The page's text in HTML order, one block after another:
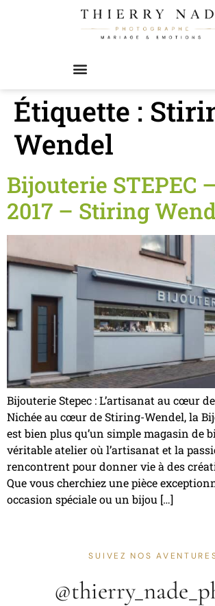
Étiquette :
Wendel
Bijouterie STEPEC
2017 – Stiring
Bijouterie Stepec : L’artisanat au cœur
Nichée au cœur de Stiring-Wendel, la
est bien plus qu’un simple magasin de
véritable atelier où l’artisanat et la
rencontrent pour donner vie à des
Que vous cherchiez une pièce
occasion spéciale ou un bijou […]
SUIVEZ NOS